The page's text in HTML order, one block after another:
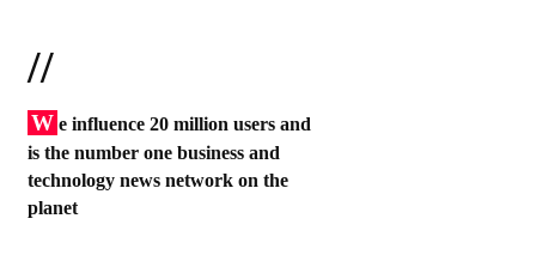
//
W e influence 20 million users and
is the number one business and
technology news network on the
planet